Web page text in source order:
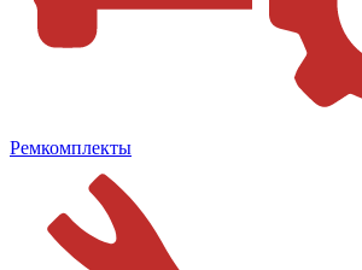
Ремкомплекты